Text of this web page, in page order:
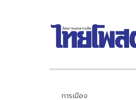
การเมือง